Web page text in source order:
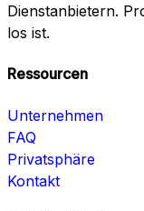
Dienstanbietern.
los ist.
Ressourcen
Unternehmen
FAQ
Privatsphäre
Kontakt